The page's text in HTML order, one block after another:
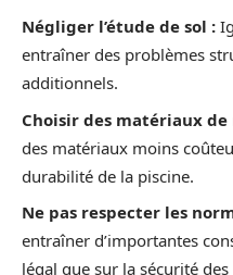
Négliger l’étude de sol :
entraîner des problèmes
additionnels.
Choisir des matériaux
des matériaux moins
durabilité de la piscine.
Ne pas respecter les
entraîner d’importantes
légal que sur la sécurité